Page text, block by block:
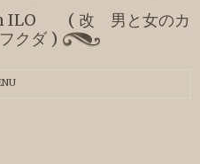
ILO ( 改 男と女のカ
クダ )